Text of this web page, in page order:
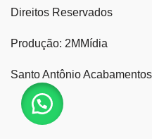
Direitos Reservados
Produção: 2MMídia
Santo Antônio Acabamentos